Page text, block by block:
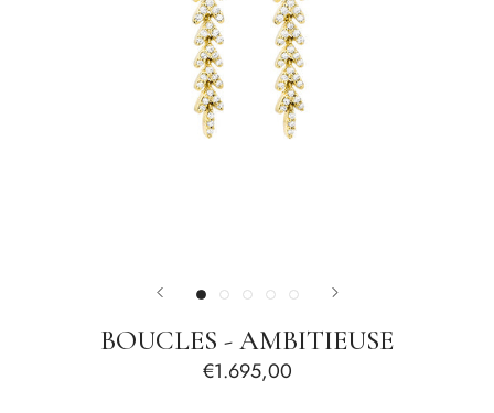
BOUCLES - AMBITIEUSE
€1.695,00